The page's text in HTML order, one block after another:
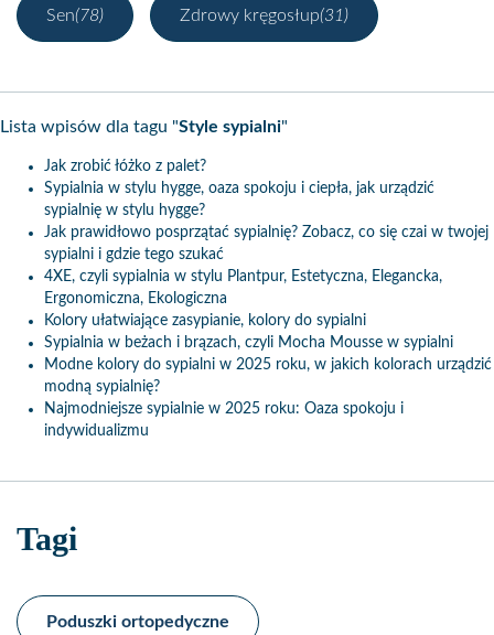
Sen(78) Zdrowy kręgosłup(31)
Lista wpisów dla tagu "Style sypialni​"
Jak zrobić łóżko z palet?
Sypialnia w stylu hygge, oaza spokoju i ciepła, jak urządzić
sypialnię w stylu hygge?
Jak prawidłowo posprzątać sypialnię? Zobacz, co się czai w twojej
sypialni i gdzie tego szukać
4XE, czyli sypialnia w stylu Plantpur, Estetyczna, Elegancka,
Ergonomiczna, Ekologiczna
Kolory ułatwiające zasypianie, kolory do sypialni
Sypialnia w beżach i brązach, czyli Mocha Mousse w sypialni
Modne kolory do sypialni w 2025 roku, w jakich kolorach urządzić
modną sypialnię?
Najmodniejsze sypialnie w 2025 roku: Oaza spokoju i
indywidualizmu
Tagi
Poduszki ortopedyczne